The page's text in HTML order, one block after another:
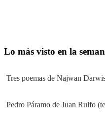
Lo más visto en la
Tres poemas de Najwan
Pedro Páramo de Juan Rulfo